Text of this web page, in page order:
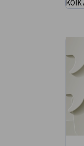
KÕIK